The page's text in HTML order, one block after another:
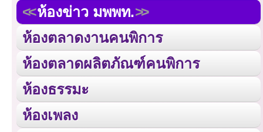
ห้องข่าว มพพท.
ห้องตลาดงานคนพิการ
ห้องตลาดผลิตภัณฑ์คนพิการ
ห้องธรรมะ
ห้องเพลง